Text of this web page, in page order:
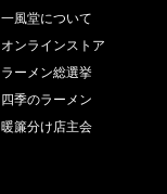
一風堂について
オンラインストア
ラーメン総選挙
四季のラーメン
暖簾分け店主会